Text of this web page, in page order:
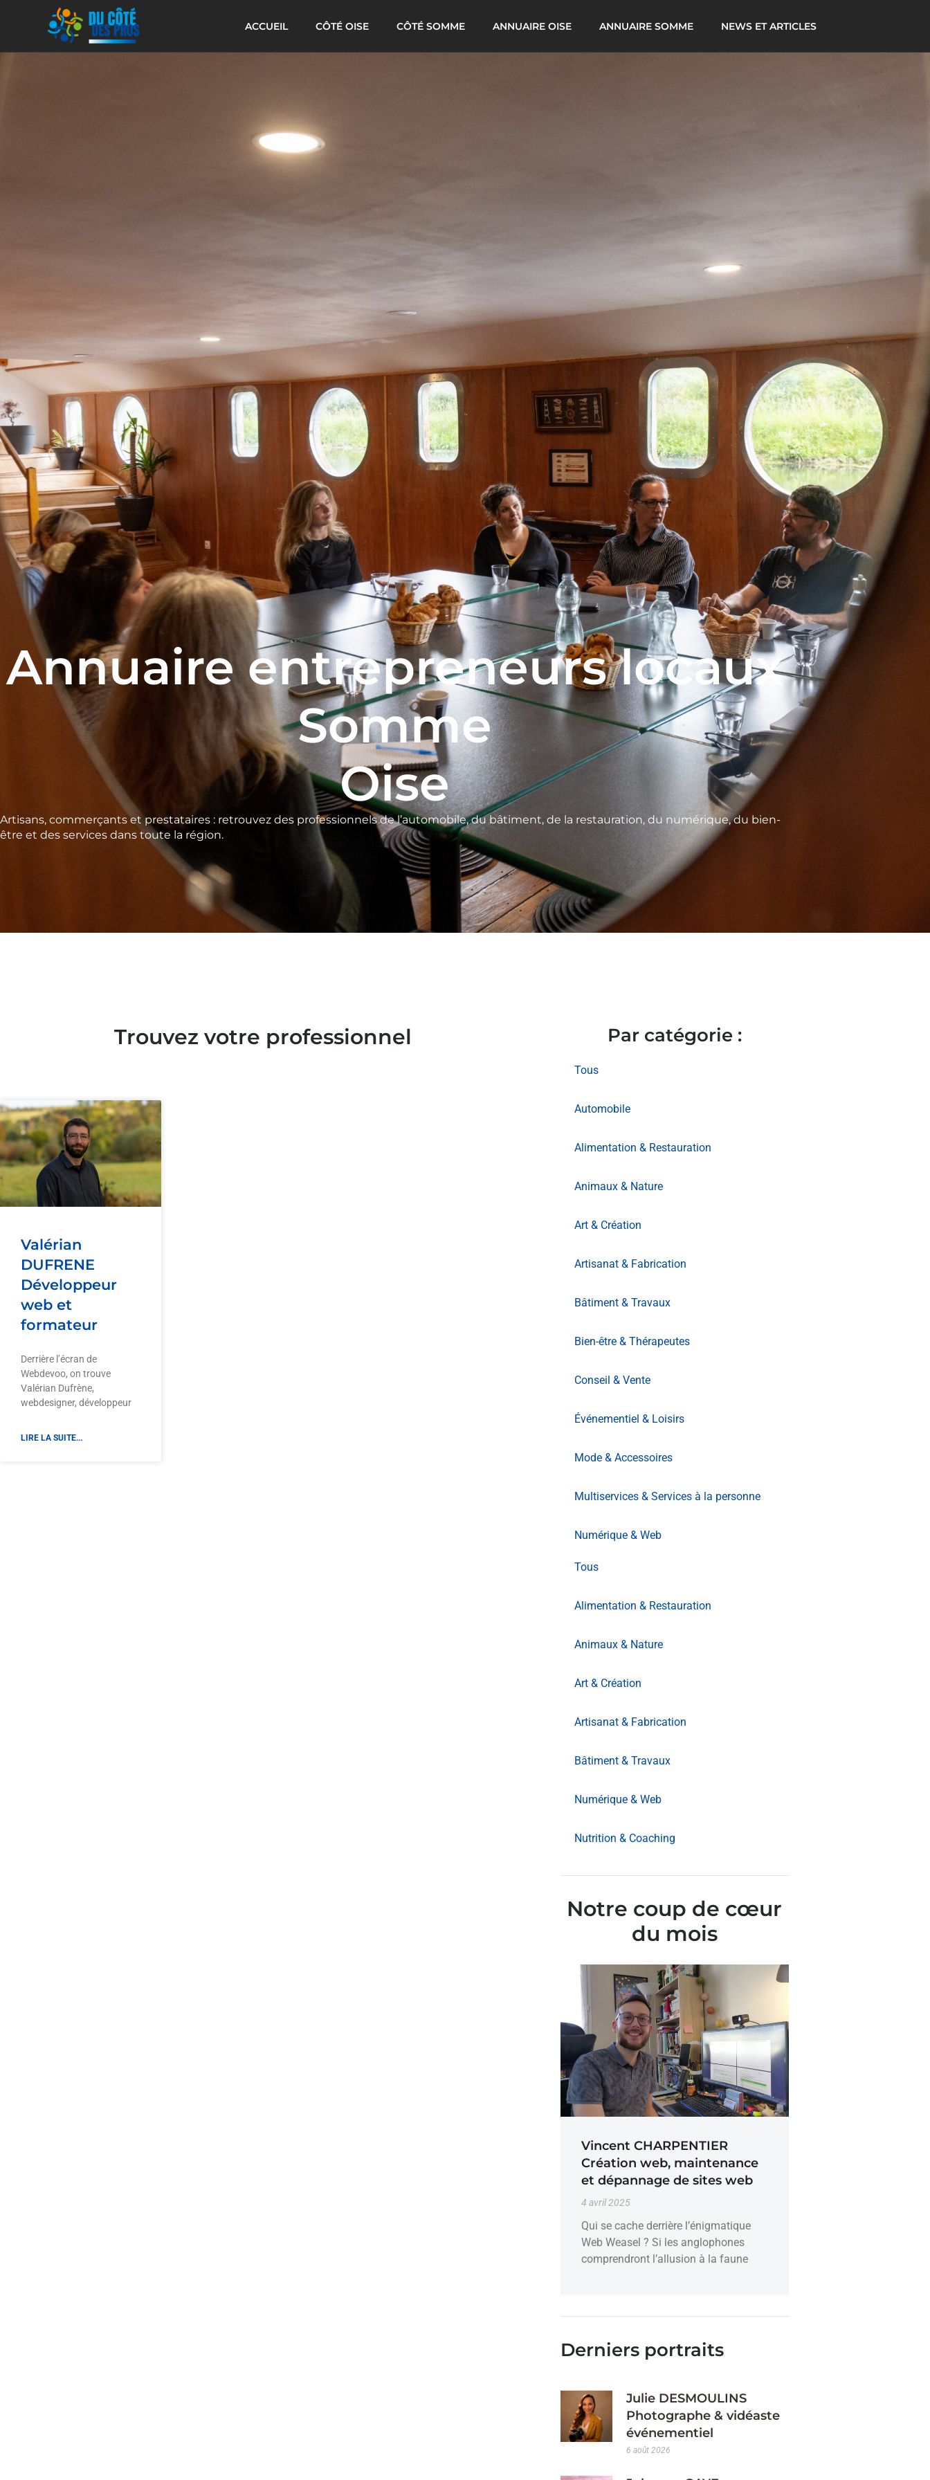
ACCUEIL CÔTÉ OISE CÔTÉ SOMME ANNUAIRE OISE ANNUAIRE SOMME NEWS ET ARTICLES
Annuaire entrepreneurs locaux
Somme
Oise
Artisans, commerçants et prestataires : retrouvez des professionnels de l’automobile, du bâtiment, de la restauration, du numérique, du bien-
être et des services dans toute la région.
Trouvez votre professionnel
Valérian
DUFRENE
Développeur
web et
formateur
Derrière l’écran de
Webdevoo, on trouve
Valérian Dufrène,
webdesigner, développeur
LIRE LA SUITE...
Par catégorie :
Tous
Automobile
Alimentation & Restauration
Animaux & Nature
Art & Création
Artisanat & Fabrication
Bâtiment & Travaux
Bien-être & Thérapeutes
Conseil & Vente
Événementiel & Loisirs
Mode & Accessoires
Multiservices & Services à la personne
Numérique & Web
Tous
Alimentation & Restauration
Animaux & Nature
Art & Création
Artisanat & Fabrication
Bâtiment & Travaux
Numérique & Web
Nutrition & Coaching
Notre coup de cœur
du mois​
Vincent CHARPENTIER
Création web, maintenance
et dépannage de sites web
4 avril 2025
Qui se cache derrière l’énigmatique
Web Weasel ? Si les anglophones
comprendront l’allusion à la faune
Derniers portraits
Julie DESMOULINS
Photographe & vidéaste
événementiel
6 août 2026